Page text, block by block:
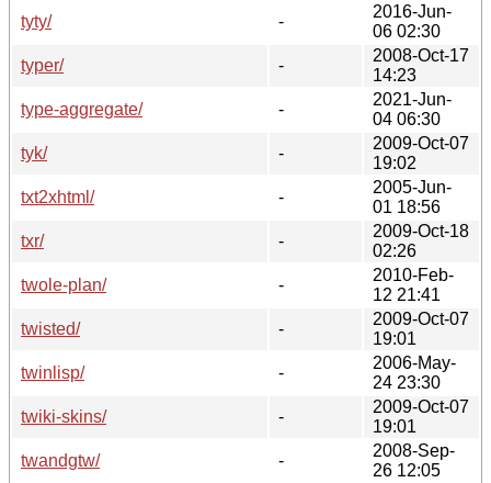
tyty/
-
2016-Jun-
06 02:30
typer/
-
2008-Oct-17
14:23
type-aggregate/
-
2021-Jun-
04 06:30
tyk/
-
2009-Oct-07
19:02
txt2xhtml/
-
2005-Jun-
01 18:56
txr/
-
2009-Oct-18
02:26
twole-plan/
-
2010-Feb-
12 21:41
twisted/
-
2009-Oct-07
19:01
twinlisp/
-
2006-May-
24 23:30
twiki-skins/
-
2009-Oct-07
19:01
twandgtw/
-
2008-Sep-
26 12:05